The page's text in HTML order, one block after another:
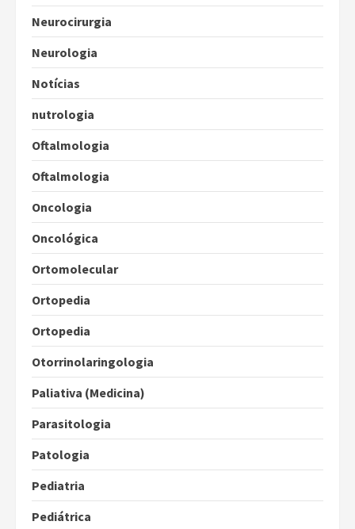
Neurocirurgia
Neurologia
Notícias
nutrologia
Oftalmologia
Oftalmologia
Oncologia
Oncológica
Ortomolecular
Ortopedia
Ortopedia
Otorrinolaringologia
Paliativa (Medicina)
Parasitologia
Patologia
Pediatria
Pediátrica